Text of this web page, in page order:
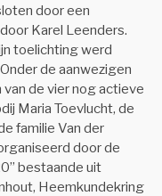
door een
Karel Leenders.
toelichting werd
de aanwezigen
de vier nog actieve
Maria Toevlucht, de
familie Van der
door de
bestaande uit
Heemkundekring